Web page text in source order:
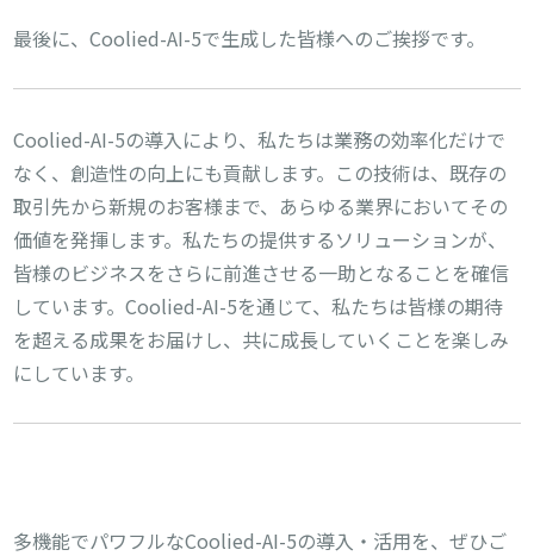
最後に、Coolied-AI-5で生成した皆様へのご挨拶です。
Coolied-AI-5の導入により、私たちは業務の効率化だけで
なく、創造性の向上にも貢献します。この技術は、既存の
取引先から新規のお客様まで、あらゆる業界においてその
価値を発揮します。私たちの提供するソリューションが、
皆様のビジネスをさらに前進させる一助となることを確信
しています。Coolied-AI-5を通じて、私たちは皆様の期待
を超える成果をお届けし、共に成長していくことを楽しみ
にしています。
多機能でパワフルなCoolied-AI-5の導入・活用を、ぜひご